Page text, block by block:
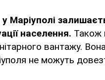
у Маріуполі
населення. Також
вантажу.
не можуть